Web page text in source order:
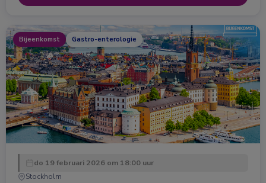
Bijeenkomst Gastro-enterologie
do 19 februari 2026 om 18:00 uur
Stockholm